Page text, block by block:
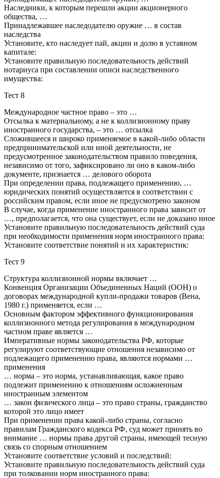
Наследники, к которым перешли акции акционерного
общества, …
Принадлежавшее наследодателю оружие … в состав
наследства
Установите, кто наследует пай, акции и долю в уставном
капитале:
Установите правильную последовательность действий
нотариуса при составлении описи наследственного
имущества:
Тест 8
Международное частное право – это …
Отсылка к материальному, а не к коллизионному праву
иностранного государства, – это … отсылка
Сложившееся и широко применяемое в какой-либо области
предпринимательской или иной деятельности, не
предусмотренное законодательством правило поведения,
независимо от того, зафиксировано ли оно в каком-либо
документе, признается … делового оборота
При определении права, подлежащего применению, …
юридических понятий осуществляется в соответствии с
российским правом, если иное не предусмотрено законом
В случае, когда применение иностранного права зависит от
…, предполагается, что она существует, если не доказано иное
Установите правильную последовательность действий суда
при необходимости применения норм иностранного права:
Установите соответствие понятий и их характеристик:
Тест 9
Структура коллизионной нормы включает …
Конвенция Организации Объединенных Наций (ООН) о
договорах международной купли-продажи товаров (Вена,
1980 г.) применяется, если …
Основным фактором эффективного функционирования
коллизионного метода регулирования в международном
частном праве является …
Императивные нормы законодательства РФ, которые
регулируют соответствующие отношения независимо от
подлежащего применению права, являются нормами …
применения
… норма – это норма, устанавливающая, какое право
подлежит применению к отношениям осложненным
иностранным элементом
… закон физического лица – это право страны, гражданство
которой это лицо имеет
При применении права какой-либо страны, согласно
правилам Гражданского кодекса РФ, суд может принять во
внимание … нормы права другой страны, имеющей тесную
связь со спорным отношением
Установите соответствие условий и последствий:
Установите правильную последовательность действий суда
при толковании норм иностранного права: